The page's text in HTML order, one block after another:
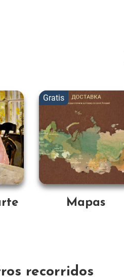
Mapas
recorridos